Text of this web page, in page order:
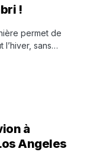
!
permet de
l’hiver, sans…
à
Angeles